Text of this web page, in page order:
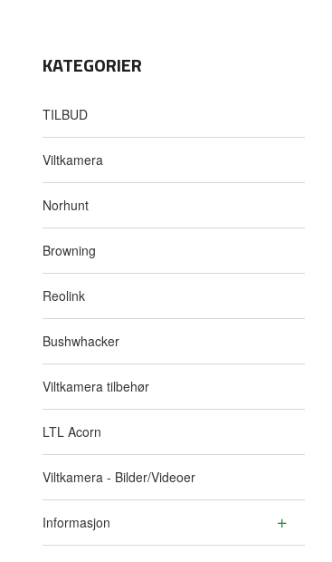
KATEGORIER
TILBUD
Viltkamera
Norhunt
Browning
Reolink
Bushwhacker
Viltkamera tilbehør
LTL Acorn
Viltkamera - Bilder/Videoer
Informasjon